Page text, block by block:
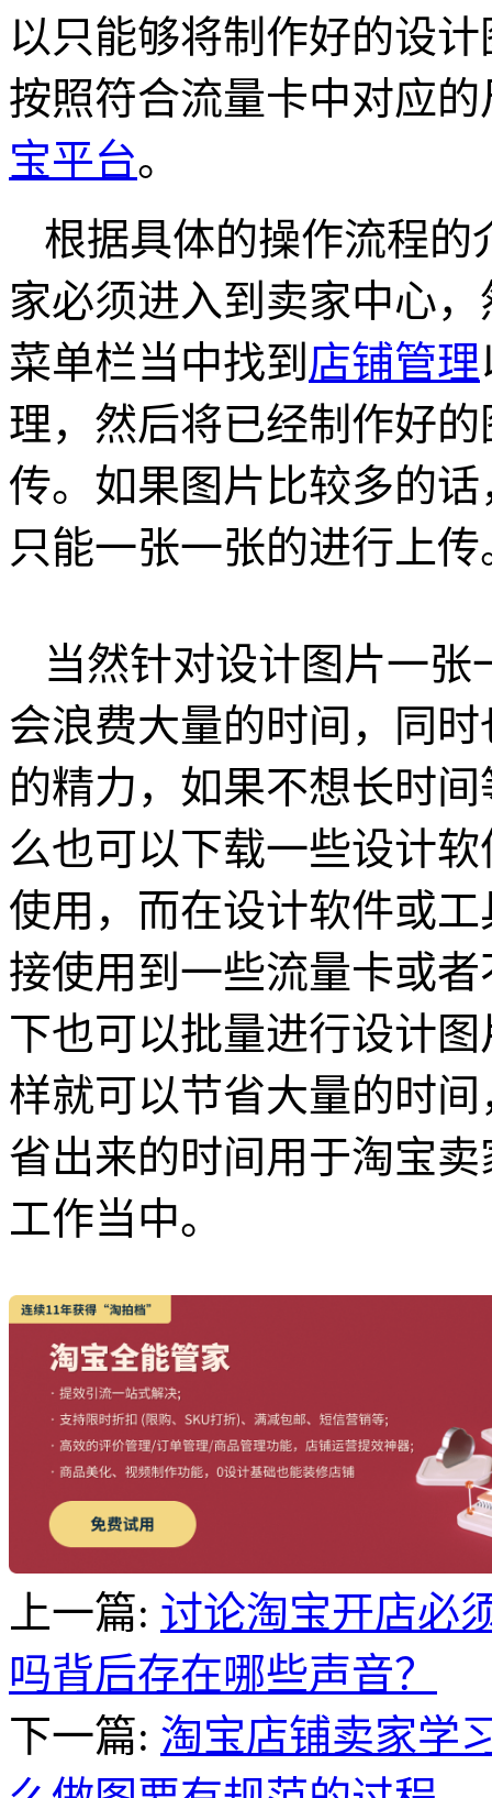
以只能够将制作好的设
按照符合流量卡中对应
宝平台。
根据具体的操作流程的
家必须进入到卖家中心
菜单栏当中找到 店铺管理
理，然后将已经制作好
传。如果图片比较多的
只能一张一张的进行上传
当然针对设计图片一张
会浪费大量的时间，同
的精力，如果不想长时
么也可以下载一些设计
使用，而在设计软件或
接使用到一些流量卡或
下也可以批量进行设计
样就可以节省大量的时
省出来的时间用于淘宝
工作当中。
上一篇: 讨论淘宝开店必
吗背后存在哪些声音？
下一篇: 淘宝店铺卖家学